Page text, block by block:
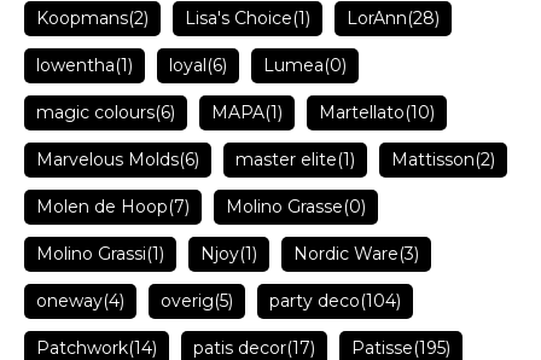
Koopmans(2) Lisa's Choice(1) LorAnn(28)
lowentha(1) loyal(6) Lumea(0)
magic colours(6) MAPA(1) Martellato(10)
Marvelous Molds(6) master elite(1) Mattisson(2)
Molen de Hoop(7) Molino Grasse(0)
Molino Grassi(1) Njoy(1) Nordic Ware(3)
oneway(4) overig(5) party deco(104)
Patchwork(14) patis decor(17) Patisse(195)